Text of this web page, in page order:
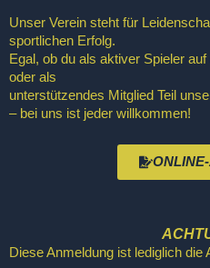
Unser Verein steht für
sportlichen Erfolg.
Egal, ob du als aktiver Spieler
oder als
unterstützendes Mitglied Teil
– bei uns ist jeder willkommen!
Diese Anmeldung ist lediglich die